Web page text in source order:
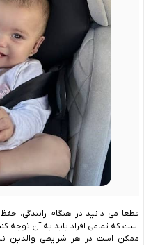
قطعا می دانید در هنگام رانندگی،
است که تمامی افراد باید به آن توجه
ممکن است در هر شرایطی والدین